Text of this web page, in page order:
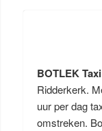
BOTLEK Taxi
Ridderkerk.
uur per dag
omstreken.